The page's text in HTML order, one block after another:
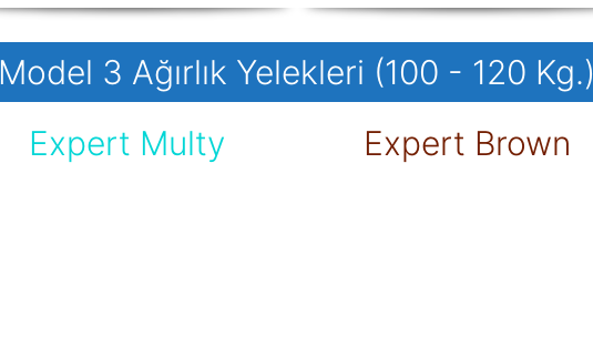
Model 3 Ağırlık Yelekleri (100 - 120 Kg.)
Expert Multy Expert Brown